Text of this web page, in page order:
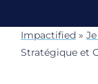
Impactified »
Stratégique et